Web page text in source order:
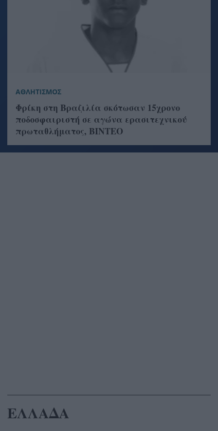
ΑΘΛΗΤΙΣΜΟΣ
Φρίκη στη Βραζιλία σκότωσαν 15χρονο
ποδοσφαιριστή σε αγώνα ερασιτεχνικού
πρωταθλήματος, ΒΙΝΤΕΟ
ΕΛΛΑΔΑ